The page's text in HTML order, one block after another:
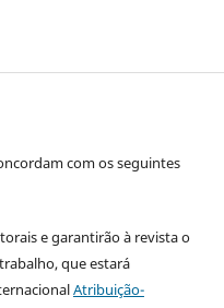
com os seguintes
e garantirão à revista o
que estará
Atribuição-